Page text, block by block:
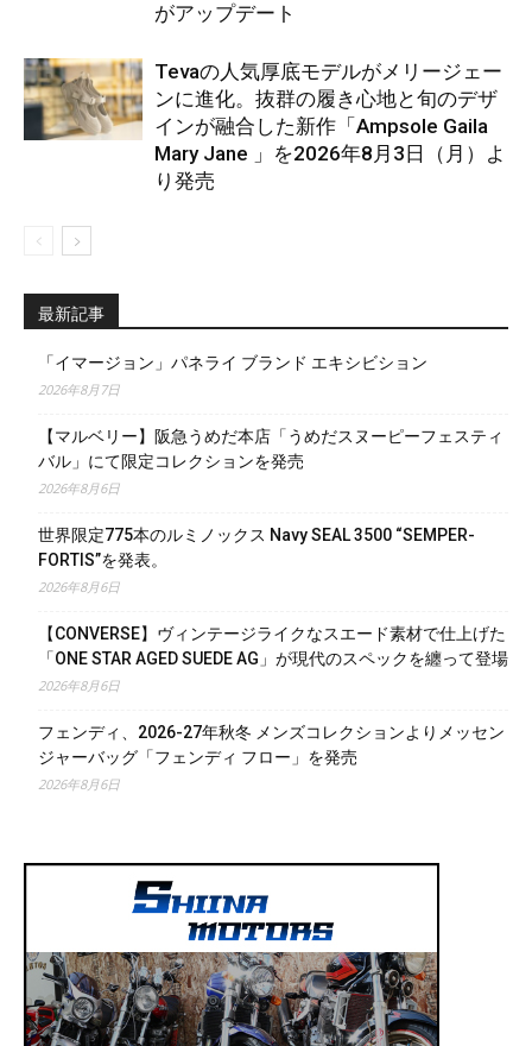
がアップデート
Tevaの人気厚底モデルがメリージェー
ンに進化。抜群の履き心地と旬のデザ
インが融合した新作「Ampsole Gaila
Mary Jane 」を2026年8月3日（月）よ
り発売
最新記事
「イマージョン」パネライ ブランド エキシビション
2026年8月7日
【マルベリー】阪急うめだ本店「うめだスヌーピーフェスティ
バル」にて限定コレクションを発売
2026年8月6日
世界限定775本のルミノックス Navy SEAL 3500 “SEMPER-
FORTIS”を発表。
2026年8月6日
【CONVERSE】ヴィンテージライクなスエード素材で仕上げた
「ONE STAR AGED SUEDE AG」が現代のスペックを纏って登場
2026年8月6日
フェンディ、2026-27年秋冬 メンズコレクションよりメッセン
ジャーバッグ「フェンディ フロー」を発売
2026年8月6日